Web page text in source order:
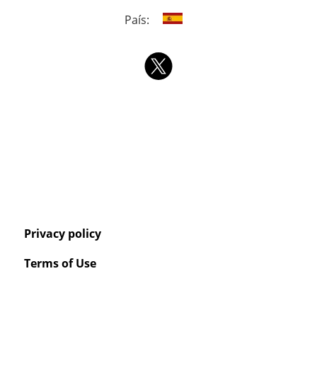
País:
Privacy policy
Terms of Use